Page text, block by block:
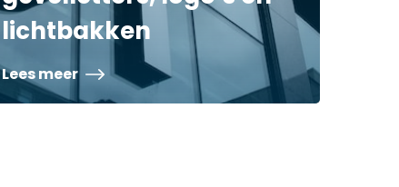
lichtbakken
Lees meer